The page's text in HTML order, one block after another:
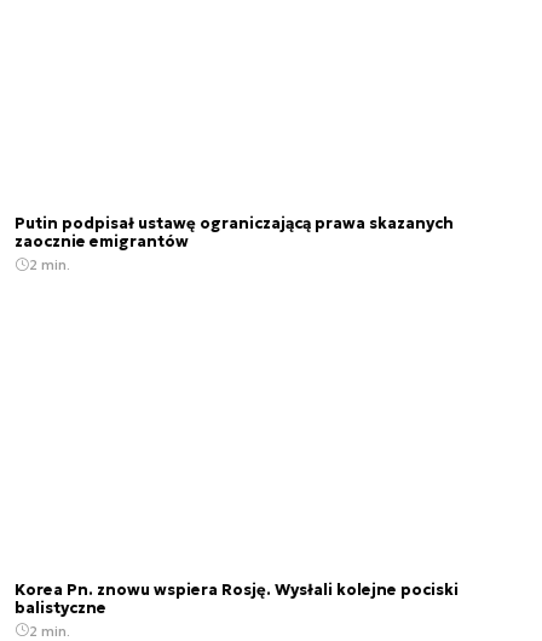
Putin podpisał ustawę ograniczającą prawa skazanych
zaocznie emigrantów
2 min.
Korea Pn. znowu wspiera Rosję. Wysłali kolejne pociski
balistyczne
2 min.